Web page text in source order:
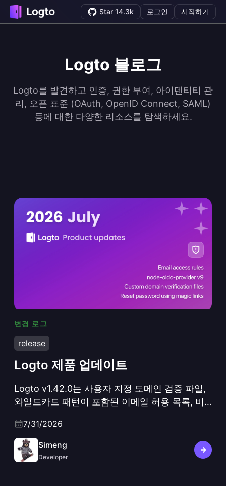
Star 14.3k 로그인 시작하기
Logto 블로그
Logto를 발견하고 인증, 권한 부여, 아이덴티티 관
리, 오픈 표준 (OAuth, OpenID Connect, SAML)
등에 대한 다양한 리소스를 탐색하세요.
변경 로그
release
Logto 제품 업데이트
Logto v1.42.0는 사용자 지정 도메인 검증 파일,
와일드카드 패턴이 포함된 이메일 허용 목록, 비
웹훅, 그리고 node-oidc-provider v9, Koa 3 기
반 프로토콜 계층 리프레시 및 기본 활성화된
SSRF 방어를 제공합니다.
7/31/2026
Simeng
Developer
Logto 제품 업데이트